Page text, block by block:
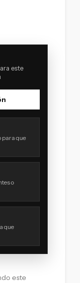
este
para que
o
que
este